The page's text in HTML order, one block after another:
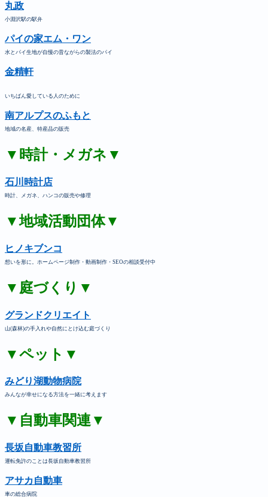
丸政
小淵沢駅の駅弁
パイの家エム・ワン
水とパイ生地が自慢の昔ながらの製法のパイ
金精軒
いちばん愛している人のために
南アルプスのふもと
地域の名産、特産品の販売
▼時計・メガネ▼
石川時計店
時計、メガネ、ハンコの販売や修理
▼地域活動団体▼
ヒノキブンコ
想いを形に。ホームページ制作・動画制作・SEOの相談受付中
▼庭づくり▼
グランドクリエイト
山(森林)の手入れや自然にとけ込む庭づくり
▼ペット▼
みどり湖動物病院
みんなが幸せになる方法を一緒に考えます
▼自動車関連▼
長坂自動車教習所
運転免許のことは長坂自動車教習所
アサカ自動車
車の総合病院